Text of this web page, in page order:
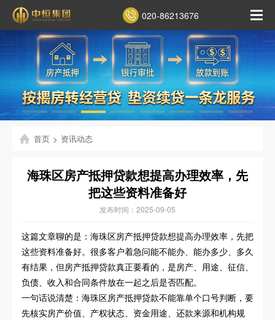
020-86213676
首页 > 资讯动态
海珠区房产抵押贷款想提高办理效率，先
把这些资料准备好
发布时间：2025-09-05
这篇文章聊的是：海珠区房产抵押贷款想提高办理效率，先把
这些资料准备好。很多客户着急问能不能办、能办多少、多久
有结果，但房产抵押贷款真正要看的，是房产、用途、征信、
负债、收入和合同条件放在一起之后是否匹配。
一句话说清楚：海珠区房产抵押贷款不能靠单个口号判断，要
先核实房产价值、产权状态、资金用途、还款来源和机构规